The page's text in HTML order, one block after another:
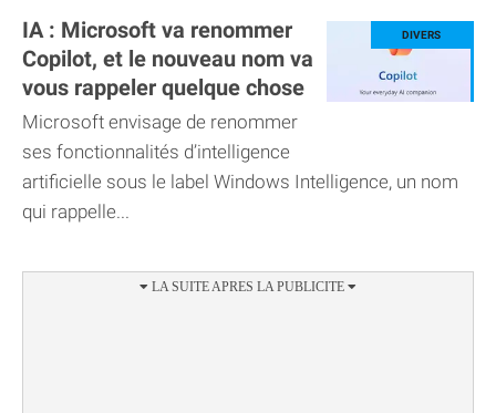
IA : Microsoft va renommer
Copilot, et le nouveau nom va
vous rappeler quelque chose
Microsoft envisage de renommer
ses fonctionnalités d’intelligence
artificielle sous le label Windows Intelligence, un nom
qui rappelle...